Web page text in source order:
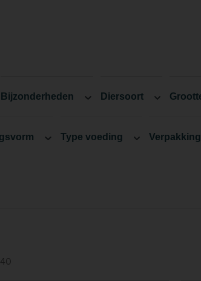
Bijzonderheden Diersoort
Type voeding Verpakking